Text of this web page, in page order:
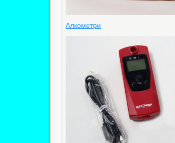
Алкометри